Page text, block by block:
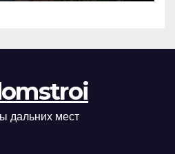
дальних мест